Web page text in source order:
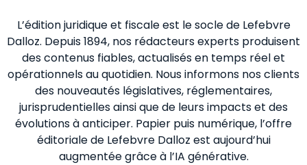
L’édition juridique et fiscale est le socle de Lefebvre
Dalloz. Depuis 1894, nos rédacteurs experts produisent
des contenus fiables, actualisés en temps réel et
opérationnels au quotidien. Nous informons nos clients
des nouveautés législatives, réglementaires,
jurisprudentielles ainsi que de leurs impacts et des
évolutions à anticiper. Papier puis numérique, l’offre
éditoriale de Lefebvre Dalloz est aujourd’hui
augmentée grâce à l’IA générative.